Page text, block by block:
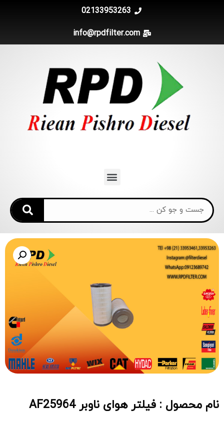
02133953263
info@rpdfilter.com
نام محصول : فیلتر هوای ناوبر AF25964